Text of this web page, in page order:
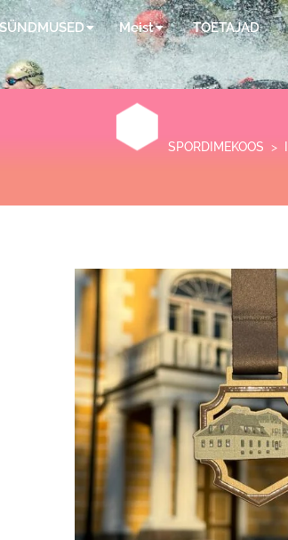
Meist TOETAJAD
SPORDIMEKOOS >